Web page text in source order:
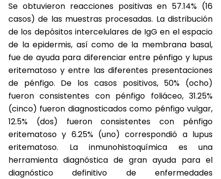
Se obtuvieron reacciones positivas en 57.14% (16
casos) de las muestras procesadas. La distribución
de los depósitos intercelulares de IgG en el espacio
de la epidermis, así como de la membrana basal,
fue de ayuda para diferenciar entre pénfigo y lupus
eritematoso y entre las diferentes presentaciones
de pénfigo. De los casos positivos, 50% (ocho)
fueron consistentes con pénfigo foliáceo, 31.25%
(cinco) fueron diagnosticados como pénfigo vulgar,
12.5% (dos) fueron consistentes con pénfigo
eritematoso y 6.25% (uno) correspondió a lupus
eritematoso. La inmunohistoquímica es una
herramienta diagnóstica de gran ayuda para el
diagnóstico definitivo de enfermedades